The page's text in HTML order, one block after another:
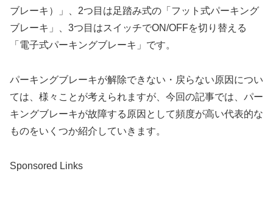
ブレーキ）」、2つ目は足踏み式の「フット式パーキング
ブレーキ」、3つ目はスイッチでON/OFFを切り替える
「電子式パーキングブレーキ」です。
パーキングブレーキが解除できない・戻らない原因につい
ては、様々ことが考えられますが、今回の記事では、パー
キングブレーキが故障する原因として頻度が高い代表的な
ものをいくつか紹介していきます。
Sponsored Links